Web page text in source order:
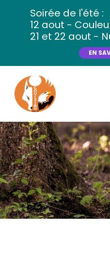
Soirée de l'été :
12 aout -
21 et 22 aout -
EN